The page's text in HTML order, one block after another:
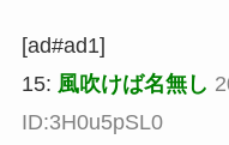
[ad#ad1]
15: 風吹けば名無し
ID:3H0u5pSL0